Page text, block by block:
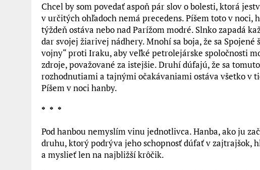
Chcel by som povedať aspoň pár slov o bolesti, ktorá
v určitých ohľadoch nemá precedens. Píšem toto v noci,
týždeň ostáva nebo nad Parížom modré. Slnko zapadá
dar svojej žiarivej nádhery. Mnohí sa boja, že sa
vojny“ proti Iraku, aby veľké petrolejárske spoločnosti
zdroje, považované za istejšie. Druhí dúfajú, že sa
rozhodnutiami a tajnými očakávaniami ostáva všetko v
Píšem v noci hanby.
* * *
Pod hanbou nemyslím vinu jednotlivca. Hanba, ako ju
druhu, ktorý podrýva jeho schopnosť dúfať v zajtrajšok,
a myslieť len na najbližší krôčik.